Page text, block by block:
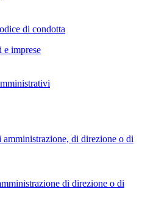
di condotta
imprese
di direzione o di
di direzione o di